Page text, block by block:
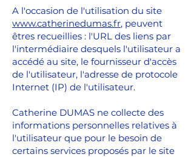
A l'occasion de l'utilisation du site
www.catherinedumas.fr, peuvent
êtres recueillies : l'URL des liens par
l'intermédiaire desquels l'utilisateur a
accédé au site, le fournisseur d'accès
de l'utilisateur, l'adresse de protocole
Internet (IP) de l'utilisateur.
Catherine DUMAS ne collecte des
informations personnelles relatives à
l'utilisateur que pour le besoin de
certains services proposés par le site